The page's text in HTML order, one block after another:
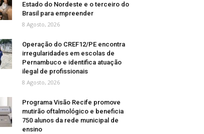
Estado do Nordeste e o terceiro do
Brasil para empreender
8 Agosto, 2026
Operação do CREF12/PE encontra
irregularidades em escolas de
Pernambuco e identifica atuação
ilegal de profissionais
8 Agosto, 2026
Programa Visão Recife promove
mutirão oftalmológico e beneficia
750 alunos da rede municipal de
ensino